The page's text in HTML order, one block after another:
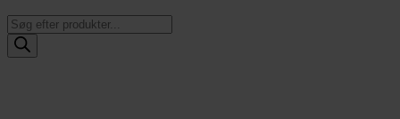
Products
search